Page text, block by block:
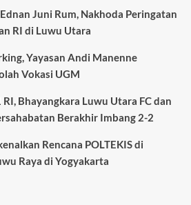
Juni Rum, Nakhoda Peringatan
RI di Luwu Utara
Yayasan Andi Manenne
Vokasi UGM
Bhayangkara Luwu Utara FC dan
Berakhir Imbang 2-2
Rencana POLTEKIS di
Raya di Yogyakarta